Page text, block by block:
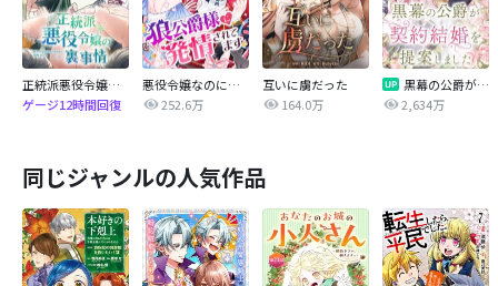
正統派悪役令嬢の裏事情
ゲージ12時間回復
悪役令嬢なのに、狼公爵様に発情されてます
252.6万
互いに虜だった
164.0万
黒幕の公爵が契約結婚を提案しました
2,634万
同じジャンルの人気作品